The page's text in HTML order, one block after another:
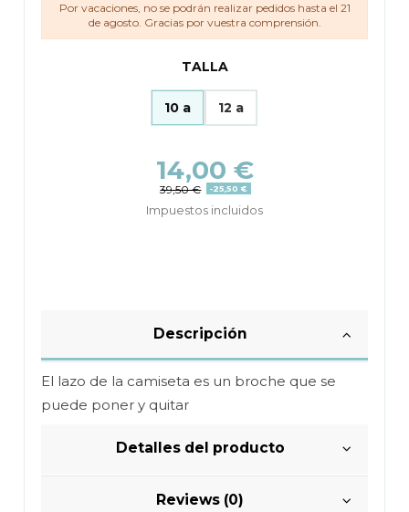
Por vacaciones, no se podrán realizar pedidos hasta el 21
de agosto. Gracias por vuestra comprensión.
TALLA
10 a 12 a
14,00 €
39,50 € -25,50 €
Impuestos incluidos
Descripción
El lazo de la camiseta es un broche que se
puede poner y quitar
Detalles del producto
Reviews (0)